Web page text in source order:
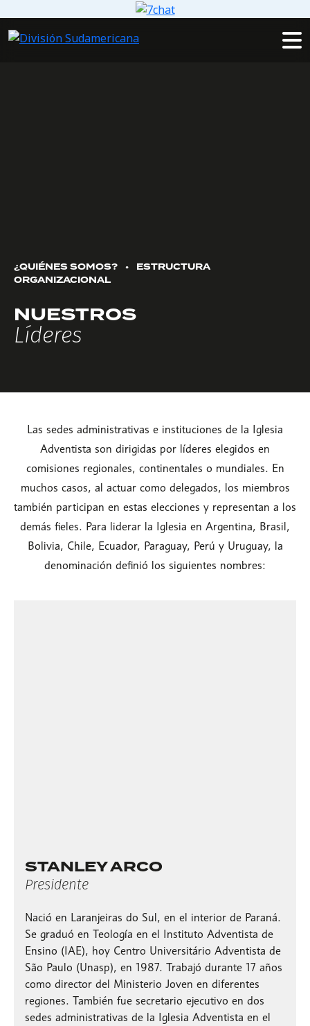
¿QUIÉNES SOMOS? •
ESTRUCTURA
ORGANIZACIONAL
NUESTROS
Líderes
Las sedes administrativas e instituciones de la Iglesia
Adventista son dirigidas por líderes elegidos en
comisiones regionales, continentales o mundiales. En
muchos casos, al actuar como delegados, los miembros
también participan en estas elecciones y representan a los
demás fieles. Para liderar la Iglesia en Argentina, Brasil,
Bolivia, Chile, Ecuador, Paraguay, Perú y Uruguay, la
denominación definió los siguientes nombres:
STANLEY ARCO
Presidente
Nació en Laranjeiras do Sul, en el interior de Paraná.
Se graduó en Teología en el Instituto Adventista de
Ensino (IAE), hoy Centro Universitário Adventista de
São Paulo (Unasp), en 1987. Trabajó durante 17 años
como director del Ministerio Joven en diferentes
regiones. También fue secretario ejecutivo en dos
sedes administrativas de la Iglesia Adventista en el